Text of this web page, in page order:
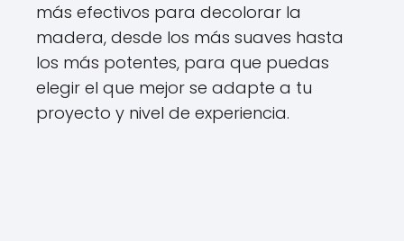
más efectivos para decolorar la
madera, desde los más suaves hasta
los más potentes, para que puedas
elegir el que mejor se adapte a tu
proyecto y nivel de experiencia.